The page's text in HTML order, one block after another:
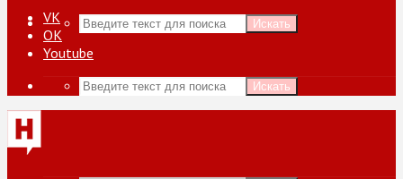
Искать
VK
ОК
Youtube
Искать